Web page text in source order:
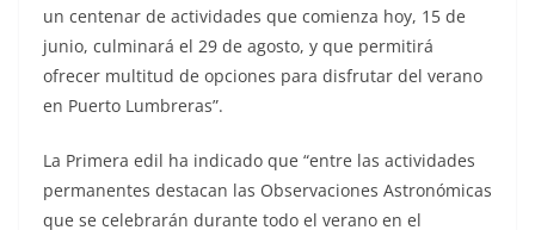
un centenar de actividades que comienza hoy, 15 de
junio, culminará el 29 de agosto, y que permitirá
ofrecer multitud de opciones para disfrutar del verano
en Puerto Lumbreras”.
La Primera edil ha indicado que “entre las actividades
permanentes destacan las Observaciones Astronómicas
que se celebrarán durante todo el verano en el